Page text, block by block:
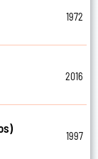
1972
2016
1997